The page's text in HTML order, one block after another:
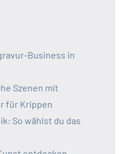
Business in
Szenen mit
für Krippen
So wählst du das